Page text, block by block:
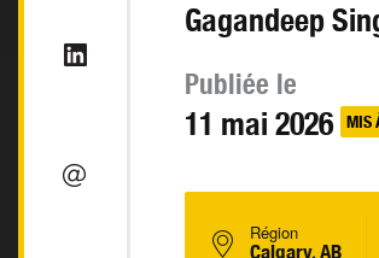
Gagandeep
Publiée le
11 mai 2026 MIS
Région
Calgary, AB